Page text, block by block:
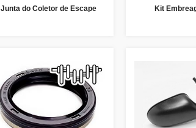
Junta do Coletor de Escape Kit